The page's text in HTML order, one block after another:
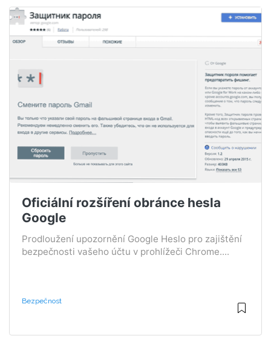
Oficiální rozšíření obránce hesla
Google
Prodloužení upozornění Google Heslo pro zajištění
bezpečnosti vašeho účtu v prohlížeči Chrome....
Bezpečnost